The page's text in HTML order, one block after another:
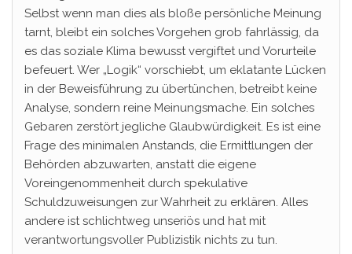
Selbst wenn man dies als bloße persönliche Meinung
tarnt, bleibt ein solches Vorgehen grob fahrlässig, da
es das soziale Klima bewusst vergiftet und Vorurteile
befeuert. Wer „Logik“ vorschiebt, um eklatante Lücken
in der Beweisführung zu übertünchen, betreibt keine
Analyse, sondern reine Meinungsmache. Ein solches
Gebaren zerstört jegliche Glaubwürdigkeit. Es ist eine
Frage des minimalen Anstands, die Ermittlungen der
Behörden abzuwarten, anstatt die eigene
Voreingenommenheit durch spekulative
Schuldzuweisungen zur Wahrheit zu erklären. Alles
andere ist schlichtweg unseriös und hat mit
verantwortungsvoller Publizistik nichts zu tun.